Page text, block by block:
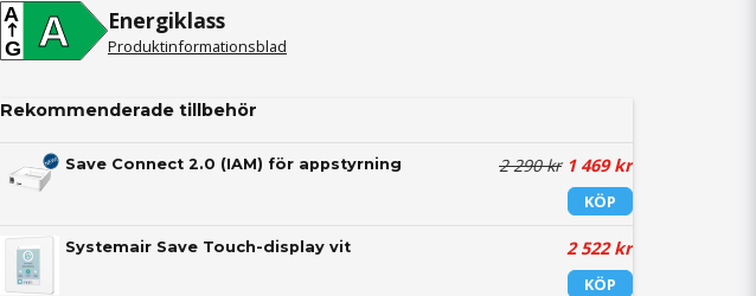
A
A
G
Energiklass
Produktinformationsblad
Rekommenderade tillbehör
Save Connect 2.0 (IAM) för appstyrning 2 290 kr1 469 kr
KÖP
Systemair Save Touch-display vit 2 522 kr
KÖP